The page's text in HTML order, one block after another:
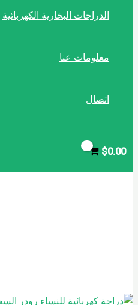
الدراجات البخارية الكهربائية
معلومات عنا
اتصال
$0.00